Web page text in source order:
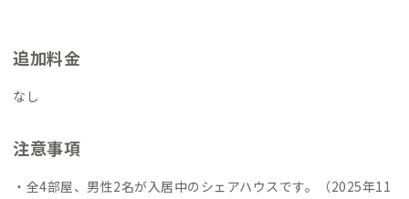
追加料金
なし
注意事項
・全4部屋、男性2名が入居中のシェアハウスです。（2025年11